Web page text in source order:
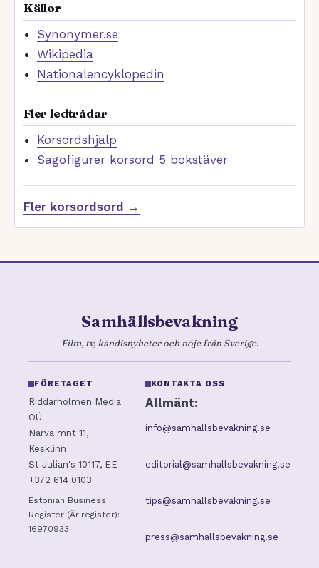
Källor
Synonymer.se
Wikipedia
Nationalencyklopedin
Fler ledtrådar
Korsordshjälp
Sagofigurer korsord 5 bokstäver
Fler korsordsord →
Samhällsbevakning
Film, tv, kändisnyheter och nöje från Sverige.
FÖRETAGET
Riddarholmen Media
OÜ
Narva mnt 11,
Kesklinn
St Julian's 10117, EE
+372 614 0103
Estonian Business
Register (Äriregister):
16970933
KONTAKTA OSS
Allmänt:
info@samhallsbevakning.se
editorial@samhallsbevakning.se
tips@samhallsbevakning.se
press@samhallsbevakning.se